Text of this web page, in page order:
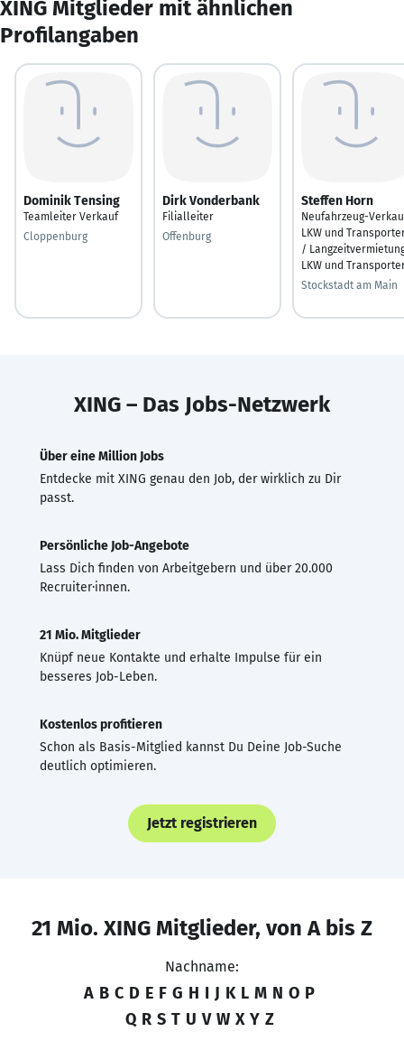
XING Mitglieder mit ähnlichen
Profilangaben
Dominik Tensing
Teamleiter Verkauf
Cloppenburg
Dirk Vonderbank
Filialleiter
Offenburg
Steffen Horn
Neufahrzeug-
LKW und
/
LKW und
Stockstadt am Main
XING – Das Jobs-Netzwerk
Über eine Million Jobs
Entdecke mit XING genau den Job, der wirklich zu Dir
passt.
Persönliche Job-Angebote
Lass Dich finden von Arbeitgebern und über 20.000
Recruiter·innen.
21 Mio. Mitglieder
Knüpf neue Kontakte und erhalte Impulse für ein
besseres Job-Leben.
Kostenlos profitieren
Schon als Basis-Mitglied kannst Du Deine Job-Suche
deutlich optimieren.
Jetzt registrieren
21 Mio. XING Mitglieder, von A bis Z
Nachname:
A B C D E F G H I J K L M N O P
Q R S T U V W X Y Z